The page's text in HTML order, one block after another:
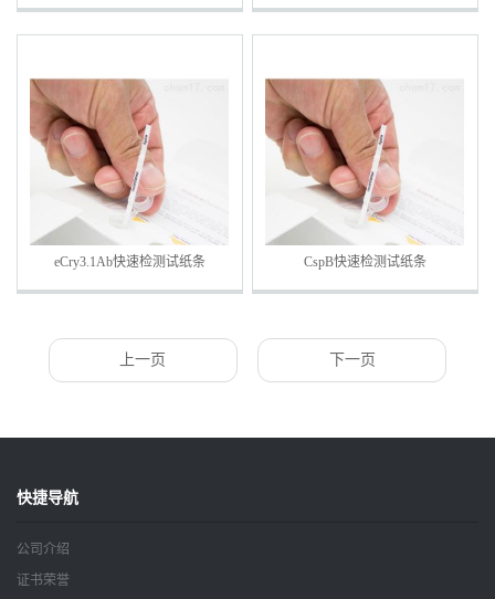
eCry3.1Ab快速检测试纸条 CspB快速检测试纸条
上一页 下一页
快捷导航
公司介绍
证书荣誉